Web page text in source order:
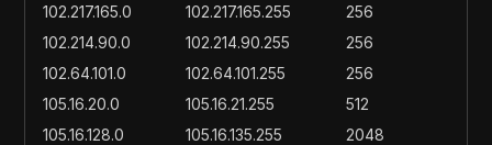
102.217.165.0
102.217.165.255
256
102.214.90.0
102.214.90.255
256
102.64.101.0
102.64.101.255
256
105.16.20.0
105.16.21.255
512
105.16.128.0
105.16.135.255
2048